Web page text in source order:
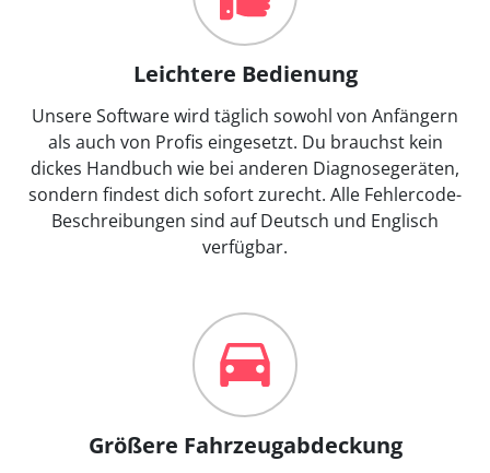
Leichtere Bedienung
Unsere Software wird täglich sowohl von Anfängern
als auch von Profis eingesetzt. Du brauchst kein
dickes Handbuch wie bei anderen Diagnosegeräten,
sondern findest dich sofort zurecht. Alle Fehlercode-
Beschreibungen sind auf Deutsch und Englisch
verfügbar.
Größere Fahrzeugabdeckung